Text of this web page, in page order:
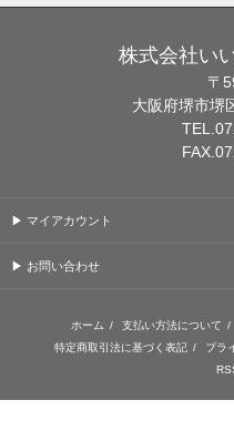
株式会社い
〒
大阪府堺市堺
▶ マイアカウント
▶ お問い合わせ
ホーム / 支払い方法について /
特定商取引法に基づく表記 / プラ